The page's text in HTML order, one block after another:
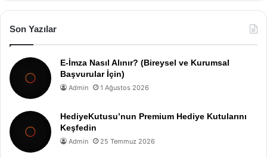
Son Yazılar
E-İmza Nasıl Alınır? (Bireysel ve Kurumsal
Başvurular İçin)
Admin 1 Ağustos 2026
HediyeKutusu’nun Premium Hediye Kutularını
Keşfedin
Admin 25 Temmuz 2026